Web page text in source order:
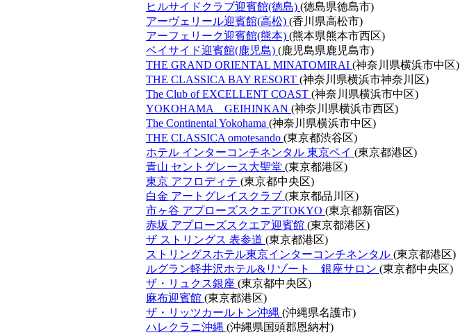
ヒルサイドクラブ迎賓館(徳島) (徳島県徳島市)
アーヴェリール迎賓館(高松) (香川県高松市)
アーフェリーク迎賓館(熊本) (熊本県熊本市西区)
ベイサイド迎賓館(鹿児島) (鹿児島県鹿児島市)
THE GRAND ORIENTAL MINATOMIRAI (神奈川県横浜市中区)
THE CLASSICA BAY RESORT (神奈川県横浜市神奈川区)
The Club of EXCELLENT COAST (神奈川県横浜市中区)
YOKOHAMA GEIHINKAN (神奈川県横浜市西区)
The Continental Yokohama (神奈川県横浜市中区)
THE CLASSICA omotesando (東京都渋谷区)
ホテル インターコンチネンタル 東京ベイ (東京都港区)
青山 セントグレース大聖堂 (東京都港区)
東京 アフロディテ (東京都中央区)
白金 アートグレイスクラブ (東京都品川区)
市ヶ谷 アプローズスクエアTOKYO (東京都新宿区)
赤坂 アプローズスクエア迎賓館 (東京都港区)
ザ ストリングス 表参道 (東京都港区)
ストリングスホテル東京インターコンチネンタル (東京都港区)
ルグラン軽井沢ホテル&リゾート 銀座サロン (東京都中央区)
ザ・リュクス銀座 (東京都中央区)
麻布迎賓館 (東京都港区)
ザ・リッツカールトン沖縄 (沖縄県名護市)
ハレクラニ沖縄 (沖縄県国頭郡恩納村)